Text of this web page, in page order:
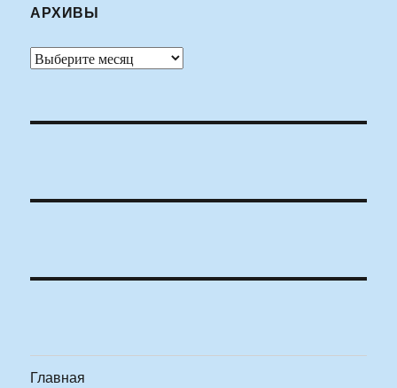
АРХИВЫ
Архивы
Главная